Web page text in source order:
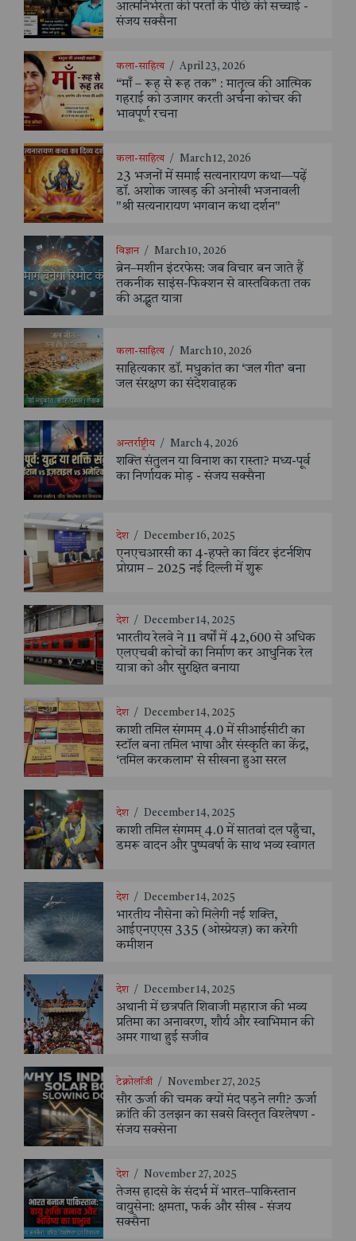
आत्मनिर्भरता की परतों के पीछे की सच्चाई -
संजय सक्सैना
कला-साहित्य / April 23, 2026
“माँ – रूह से रूह तक” : मातृत्व की आत्मिक
गहराई को उजागर करती अर्चना कोचर की
भावपूर्ण रचना
कला-साहित्य / March 12, 2026
23 भजनों में समाई सत्यनारायण कथा—पढ़ें
डॉ. अशोक जाखड़ की अनोखी भजनावली
"श्री सत्यनारायण भगवान कथा दर्शन"
विज्ञान / March 10, 2026
ब्रेन–मशीन इंटरफेस: जब विचार बन जाते हैं
तकनीक साइंस-फिक्शन से वास्तविकता तक
की अद्भुत यात्रा
कला-साहित्य / March 10, 2026
साहित्यकार डॉ. मधुकांत का ‘जल गीत’ बना
जल संरक्षण का संदेशवाहक
अन्तर्राष्ट्रीय / March 4, 2026
शक्ति संतुलन या विनाश का रास्ता? मध्य-पूर्व
का निर्णायक मोड़ - संजय सक्सैना
देश / December 16, 2025
एनएचआरसी का 4-हफ्ते का विंटर इंटर्नशिप
प्रोग्राम – 2025 नई दिल्ली में शुरू
देश / December 14, 2025
भारतीय रेलवे ने 11 वर्षों में 42,600 से अधिक
एलएचबी कोचों का निर्माण कर आधुनिक रेल
यात्रा को और सुरक्षित बनाया
देश / December 14, 2025
काशी तमिल संगमम् 4.0 में सीआईसीटी का
स्टॉल बना तमिल भाषा और संस्कृति का केंद्र,
‘तमिल करकलाम’ से सीखना हुआ सरल
देश / December 14, 2025
काशी तमिल संगमम् 4.0 में सातवां दल पहुँचा,
डमरू वादन और पुष्पवर्षा के साथ भव्य स्वागत
देश / December 14, 2025
भारतीय नौसेना को मिलेगी नई शक्ति,
आईएनएएस 335 (ओस्प्रेयज़) का करेगी
कमीशन
देश / December 14, 2025
अथानी में छत्रपति शिवाजी महाराज की भव्य
प्रतिमा का अनावरण, शौर्य और स्वाभिमान की
अमर गाथा हुई सजीव
टेक्नोलॉजी / November 27, 2025
सौर ऊर्जा की चमक क्यों मंद पड़ने लगी? ऊर्जा
क्रांति की उलझन का सबसे विस्तृत विश्लेषण -
संजय सक्सेना
देश / November 27, 2025
तेजस हादसे के संदर्भ में भारत–पाकिस्तान
वायुसेना: क्षमता, फर्क और सीख - संजय
सक्सैना